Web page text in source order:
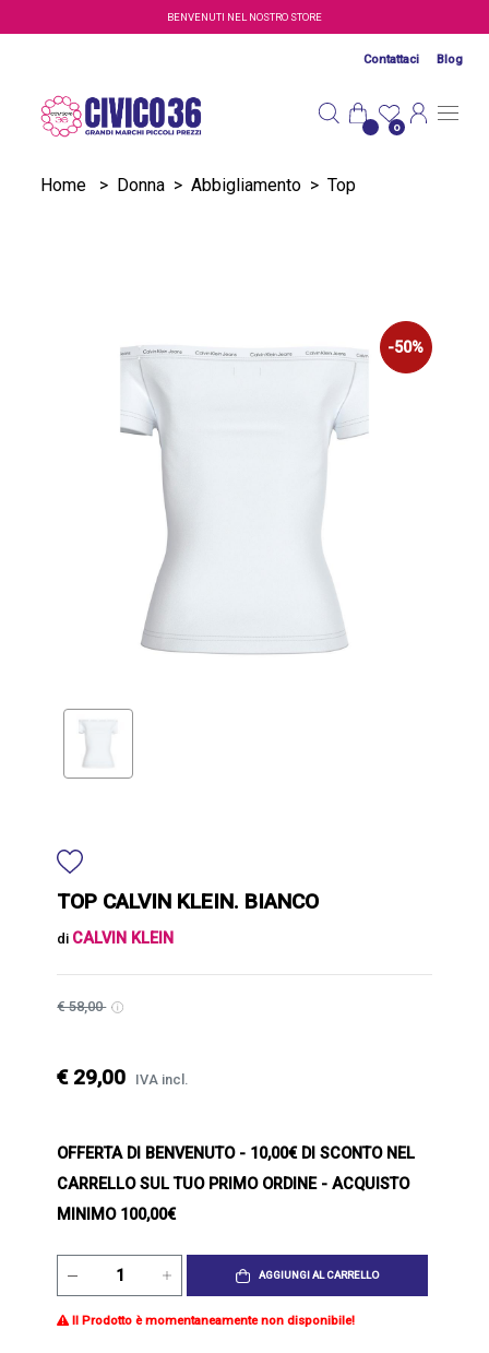
Salta al contenuto principaleBENVENUTI NEL NOSTRO STORE
Contattaci Blog
0
Home > Donna > Abbigliamento > Top
-50%
TOP CALVIN KLEIN. BIANCO
di CALVIN KLEIN
€ 58,00
€ 29,00 IVA incl.
OFFERTA DI BENVENUTO- 10,00€ DI SCONTO NEL
CARRELLO SUL TUO PRIMO ORDINE - ACQUISTO
MINIMO 100,00€
AGGIUNGI AL CARRELLO
Il Prodotto è momentaneamente non disponibile!